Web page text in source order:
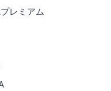
レミアム